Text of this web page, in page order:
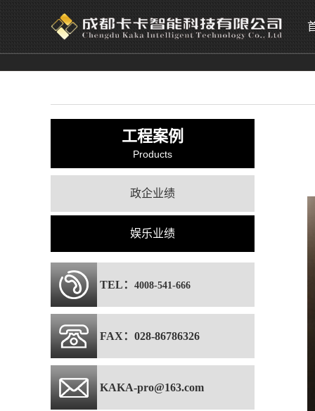
工程案例
Products
政企业绩
娱乐业绩
TEL： 4008-541-666
FAX：028-86786326
KAKA-pro@163.com